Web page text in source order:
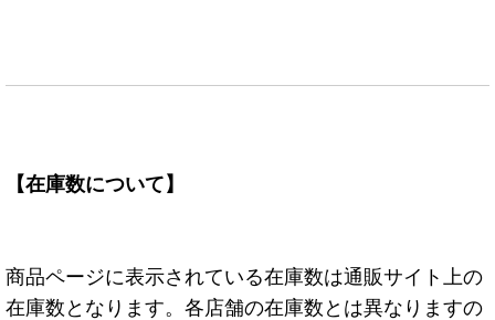
【在庫数について】
商品ページに表示されている在庫数は通販サイト上の
在庫数となります。各店舗の在庫数とは異なりますの